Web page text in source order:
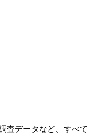
査データなど、すべて